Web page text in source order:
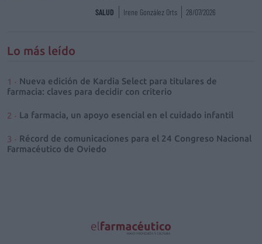
SALUD Irene González Orts 28/07/2026
Lo más leído
Nueva edición de Kardia Select para titulares de
farmacia: claves para decidir con criterio
La farmacia, un apoyo esencial en el cuidado infantil
Récord de comunicaciones para el 24 Congreso Nacional
Farmacéutico de Oviedo